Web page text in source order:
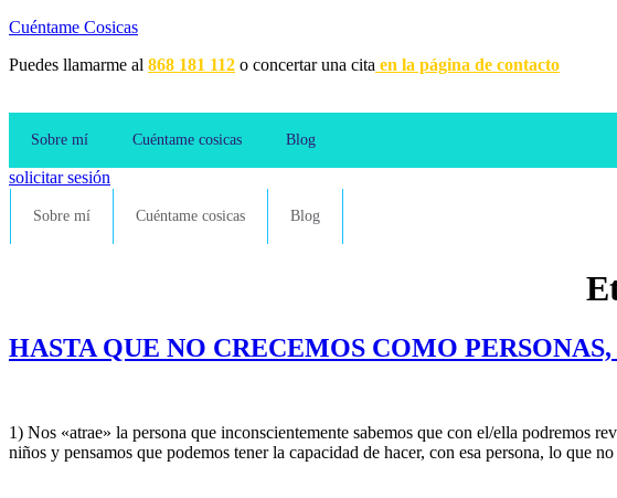
Cuéntame Cosicas
Puedes llamarme al 868 181 112 o concertar una cita en la página de contacto
Sobre mí Cuéntame cosicas Blog
solicitar sesión
Sobre mí Cuéntame cosicas Blog
HASTA QUE NO CRECEMOS COMO
1) Nos «atrae» la persona que inconscientemente sabemos que con el/ella podremos
niños y pensamos que podemos tener la capacidad de hacer, con esa persona, lo que